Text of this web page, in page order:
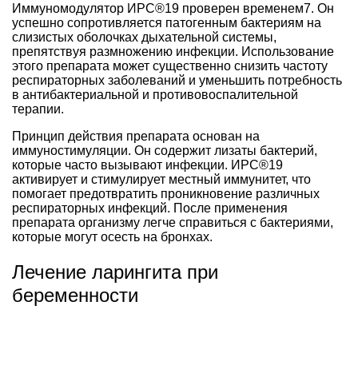
Иммуномодулятор ИРС®19 проверен временем7. Он
успешно сопротивляется патогенным бактериям на
слизистых оболочках дыхательной системы,
препятствуя размножению инфекции. Использование
этого препарата может существенно снизить частоту
респираторных заболеваний и уменьшить потребность
в антибактериальной и противовоспалительной
терапии.
Принцип действия препарата основан на
иммуностимуляции. Он содержит лизаты бактерий,
которые часто вызывают инфекции. ИРС®19
активирует и стимулирует местный иммунитет, что
помогает предотвратить проникновение различных
респираторных инфекций. После применения
препарата организму легче справиться с бактериями,
которые могут осесть на бронхах.
Лечение ларингита при
беременности